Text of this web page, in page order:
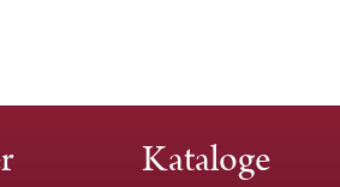
Kataloge